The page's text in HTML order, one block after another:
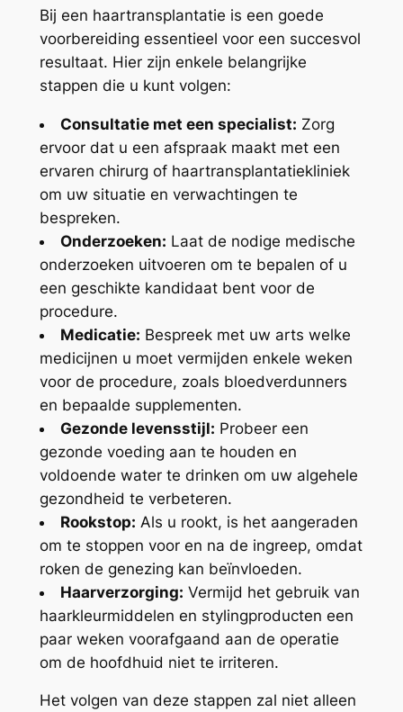
Bij een haartransplantatie is een goede
voorbereiding essentieel voor een succesvol
resultaat. Hier zijn enkele belangrijke
stappen die u kunt volgen:
Consultatie met een specialist: Zorg
ervoor dat u een afspraak maakt met een
ervaren chirurg of haartransplantatiekliniek
om uw situatie en verwachtingen te
bespreken.
Onderzoeken: Laat de nodige medische
onderzoeken uitvoeren om te bepalen of u
een geschikte kandidaat bent voor de
procedure.
Medicatie: Bespreek met uw arts welke
medicijnen u moet vermijden enkele weken
voor de procedure, zoals bloedverdunners
en bepaalde supplementen.
Gezonde levensstijl: Probeer een
gezonde voeding aan te houden en
voldoende water te drinken om uw algehele
gezondheid te verbeteren.
Rookstop: Als u rookt, is het aangeraden
om te stoppen voor en na de ingreep, omdat
roken de genezing kan beïnvloeden.
Haarverzorging: Vermijd het gebruik van
haarkleurmiddelen en stylingproducten een
paar weken voorafgaand aan de operatie
om de hoofdhuid niet te irriteren.
Het volgen van deze stappen zal niet alleen